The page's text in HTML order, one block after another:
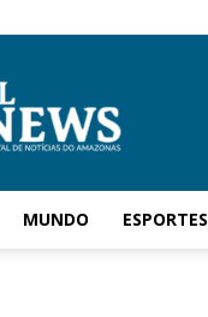
MUNDO ESPORTES